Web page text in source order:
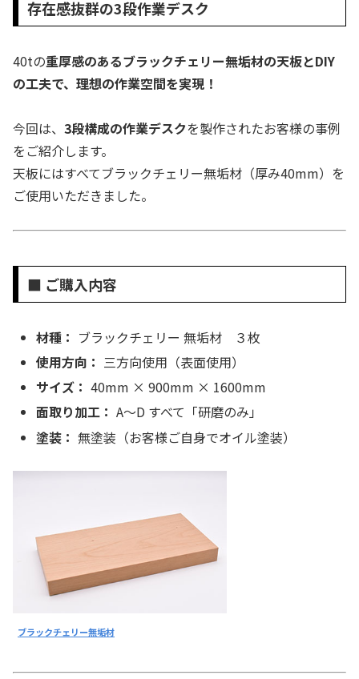
存在感抜群の3段作業デスク
40tの重厚感のあるブラックチェリー無垢材の天板とDIY
の工夫で、理想の作業空間を実現！
今回は、 3段構成の作業デスクを製作されたお客様の事例
をご紹介します。
天板にはすべてブラックチェリー無垢材（厚み40mm）を
ご使用いただきました。
■ ご購入内容
材種： ブラックチェリー 無垢材 ３枚
使用方向： 三方向使用（表面使用）
サイズ： 40mm × 900mm × 1600mm
面取り加工： A〜D すべて「研磨のみ」
塗装： 無塗装（お客様ご自身でオイル塗装）
ブラックチェリー無垢材